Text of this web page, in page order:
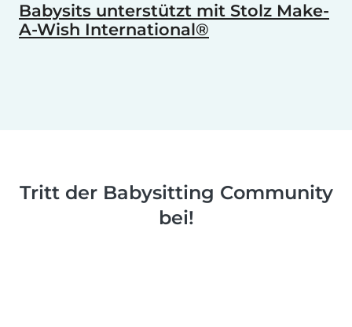
Babysits unterstützt mit Stolz Make-
A-Wish International®
Tritt der Babysitting Community
bei!